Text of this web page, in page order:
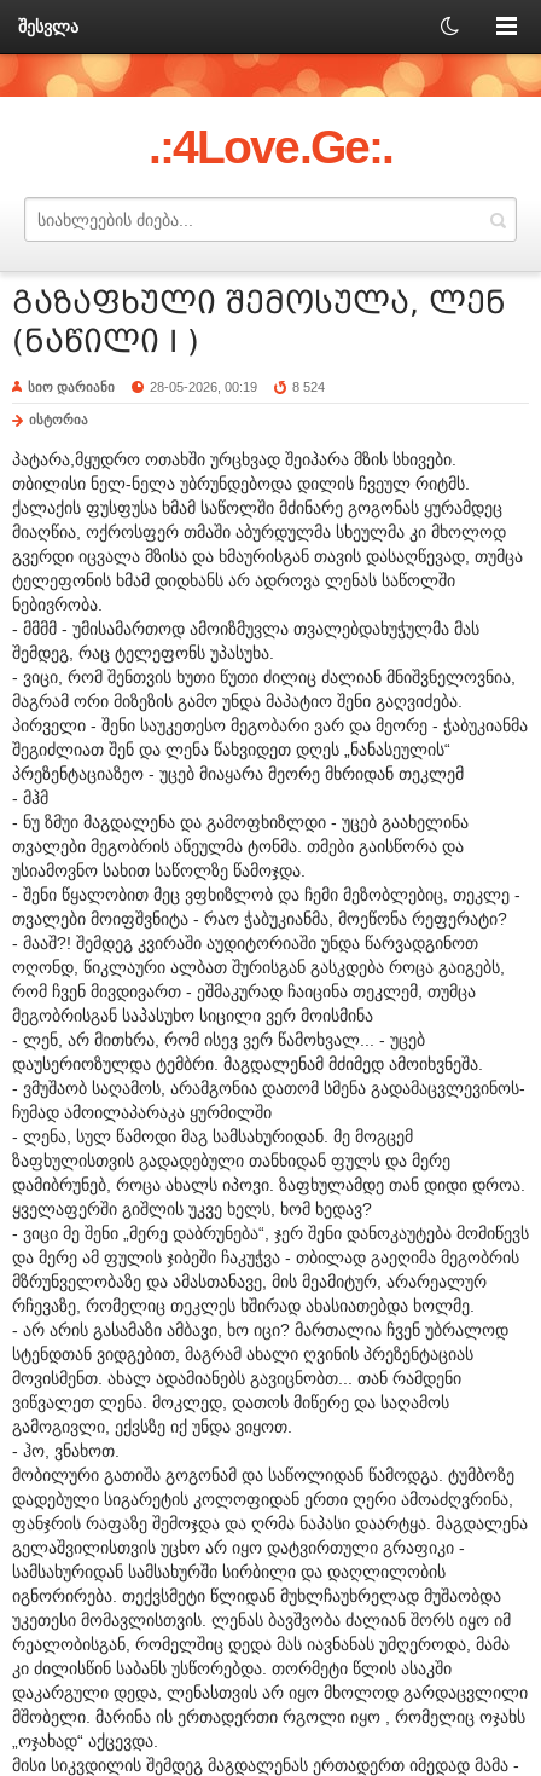
შესვლა
.:4Love.Ge:.
გაზაფხული შემოსულა, ლენ
(ნაწილი I )
სიო დარიანი 28-05-2026, 00:19 8 524
ისტორია
პატარა,მყუდრო ოთახში ურცხვად შეიპარა მზის სხივები.
თბილისი ნელ-ნელა უბრუნდებოდა დილის ჩვეულ რიტმს.
ქალაქის ფუსფუსა ხმამ საწოლში მძინარე გოგონას ყურამდეც
მიაღწია, ოქროსფერ თმაში აბურდულმა სხეულმა კი მხოლოდ
გვერდი იცვალა მზისა და ხმაურისგან თავის დასაღწევად, თუმცა
ტელეფონის ხმამ დიდხანს არ ადროვა ლენას საწოლში
ნებივრობა.
- მმმმ - უმისამართოდ ამოიზმუვლა თვალებდახუჭულმა მას
შემდეგ, რაც ტელეფონს უპასუხა.
- ვიცი, რომ შენთვის ხუთი წუთი ძილიც ძალიან მნიშვნელოვნია,
მაგრამ ორი მიზეზის გამო უნდა მაპატიო შენი გაღვიძება.
პირველი - შენი საუკეთესო მეგობარი ვარ და მეორე - ჭაბუკიანმა
შეგიძლიათ შენ და ლენა წახვიდეთ დღეს „ნანასეულის“
პრეზენტაციაზეო - უცებ მიაყარა მეორე მხრიდან თეკლემ
- მჰმ
- ნუ ზმუი მაგდალენა და გამოფხიზლდი - უცებ გაახელინა
თვალები მეგობრის აწეულმა ტონმა. თმები გაისწორა და
უსიამოვნო სახით საწოლზე წამოჯდა.
- შენი წყალობით მეც ვფხიზლობ და ჩემი მეზობლებიც, თეკლე -
თვალები მოიფშვნიტა - რაო ჭაბუკიანმა, მოეწონა რეფერატი?
- მააშ?! შემდეგ კვირაში აუდიტორიაში უნდა წარვადგინოთ
ოღონდ, წიკლაური ალბათ შურისგან გასკდება როცა გაიგებს,
რომ ჩვენ მივდივართ - ეშმაკურად ჩაიცინა თეკლემ, თუმცა
მეგობრისგან საპასუხო სიცილი ვერ მოისმინა
- ლენ, არ მითხრა, რომ ისევ ვერ წამოხვალ... - უცებ
დაუსერიოზულდა ტემბრი. მაგდალენამ მძიმედ ამოიხვნეშა.
- ვმუშაობ საღამოს, არამგონია დათომ სმენა გადამაცვლევინოს-
ჩუმად ამოილაპარაკა ყურმილში
- ლენა, სულ წამოდი მაგ სამსახურიდან. მე მოგცემ
ზაფხულისთვის გადადებული თანხიდან ფულს და მერე
დამიბრუნებ, როცა ახალს იპოვი. ზაფხულამდე თან დიდი დროა.
ყველაფერში გიშლის უკვე ხელს, ხომ ხედავ?
- ვიცი მე შენი „მერე დაბრუნება“, ჯერ შენი დანოკაუტება მომიწევს
და მერე ამ ფულის ჯიბეში ჩაკუჭვა - თბილად გაეღიმა მეგობრის
მზრუნველობაზე და ამასთანავე, მის მეამიტურ, არარეალურ
რჩევაზე, რომელიც თეკლეს ხშირად ახასიათებდა ხოლმე.
- არ არის გასამაზი ამბავი, ხო იცი? მართალია ჩვენ უბრალოდ
სტენდთან ვიდგებით, მაგრამ ახალი ღვინის პრეზენტაციას
მოვისმენთ. ახალ ადამიანებს გავიცნობთ... თან რამდენი
ვიწვალეთ ლენა. მოკლედ, დათოს მიწერე და საღამოს
გამოგივლი, ექვსზე იქ უნდა ვიყოთ.
- ჰო, ვნახოთ.
მობილური გათიშა გოგონამ და საწოლიდან წამოდგა. ტუმბოზე
დადებული სიგარეტის კოლოფიდან ერთი ღერი ამოაძღვრინა,
ფანჯრის რაფაზე შემოჯდა და ღრმა ნაპასი დაარტყა. მაგდალენა
გელაშვილისთვის უცხო არ იყო დატვირთული გრაფიკი -
სამსახურიდან სამსახურში სირბილი და დაღლილობის
იგნორირება. თექვსმეტი წლიდან მუხლჩაუხრელად მუშაობდა
უკეთესი მომავლისთვის. ლენას ბავშვობა ძალიან შორს იყო იმ
რეალობისგან, რომელშიც დედა მას იავნანას უმღეროდა, მამა
კი ძილისწინ საბანს უსწორებდა. თორმეტი წლის ასაკში
დაკარგული დედა, ლენასთვის არ იყო მხოლოდ გარდაცვლილი
მშობელი. მარინა ის ერთადერთი რგოლი იყო , რომელიც ოჯახს
„ოჯახად“ აქცევდა.
მისი სიკვდილის შემდეგ მაგდალენას ერთადერთ იმედად მამა -